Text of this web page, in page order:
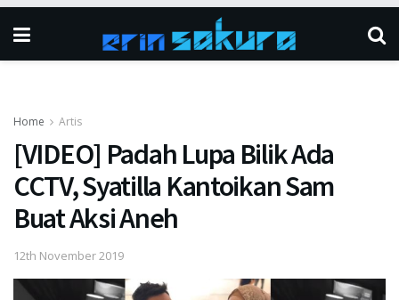
Home Artis
[VIDEO] Padah Lupa Bilik Ada
CCTV, Syatilla Kantoikan Sam
Buat Aksi Aneh
12th November 2019